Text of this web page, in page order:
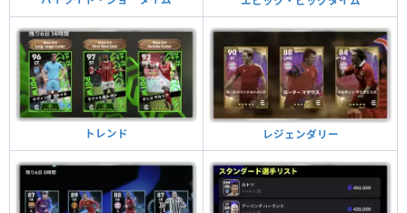
トレンド レジェンダリー